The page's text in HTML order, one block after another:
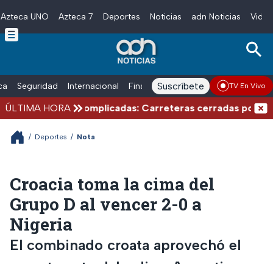
Skip to main content
Azteca UNO Azteca 7 Deportes Noticias adn Noticias
Seguridad Internacional Finanzas adn Noticias Radio
Suscríbete TV En Vivo
ÚLTIMA HORA
de verano complicadas: Carreteras cerradas por
/ Deportes / Nota
Croacia toma la cima del
Grupo D al vencer 2-0 a
Nigeria
El combinado croata aprovechó el